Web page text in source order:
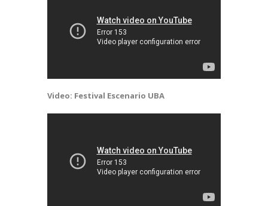
Video: Festival Escenario UBA